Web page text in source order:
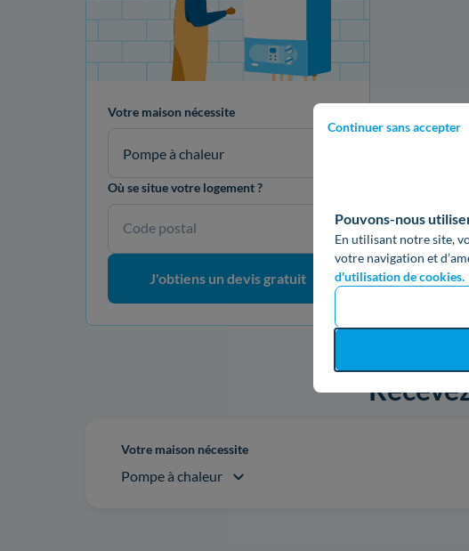
Continuer sans accepter
Pouvons-nous
En utilisant notre site,
votre navigation et
d'utilisation de cookies.
Votre maison nécessite
Pompe à chaleur
Où se situe votre logement ?
Code postal
J'obtiens un devis gratuit
Votre maison nécessite
Pompe à chaleur